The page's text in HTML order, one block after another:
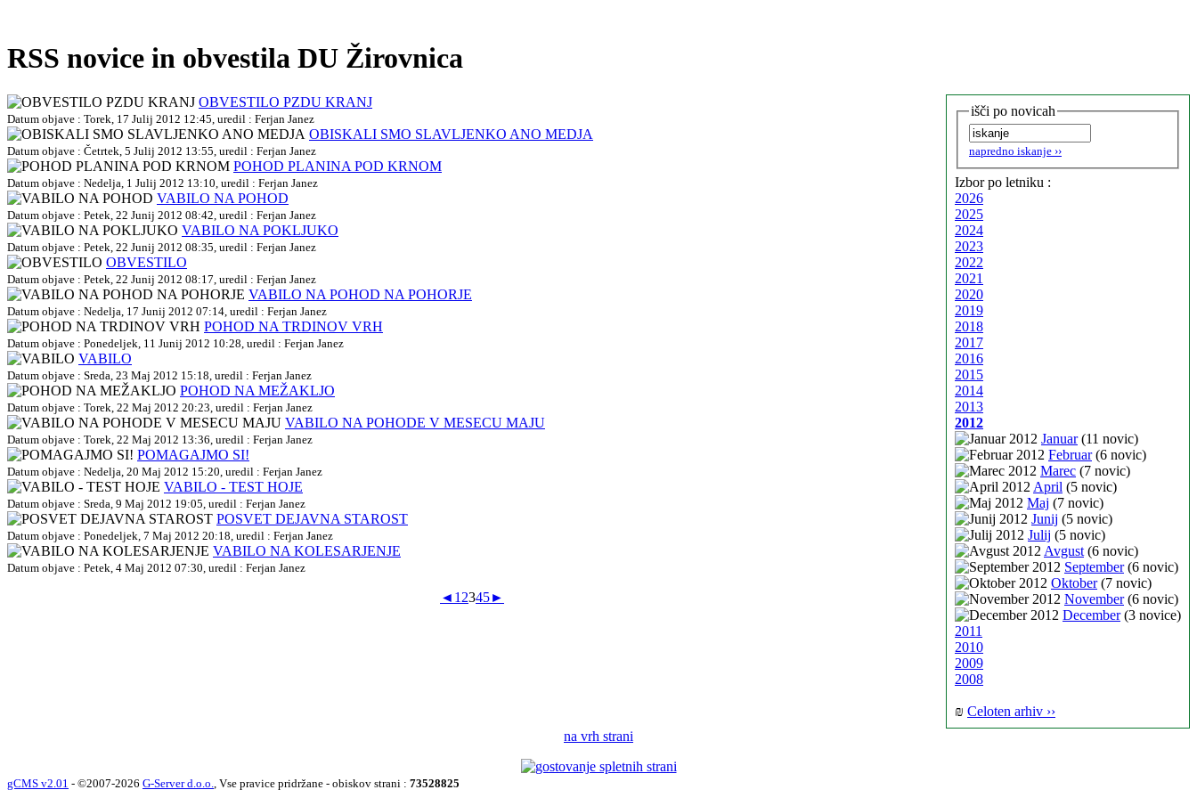
RSS novice in obvestila DU Žirovnica
išči po novicah
napredno iskanje ››
Izbor po letniku :
2026
2025
2024
2023
2022
2021
2020
2019
2018
2017
2016
2015
2014
2013
2012
Januar(11 novic)
Februar(6 novic)
Marec (7 novic)
April (5 novic)
Maj (7 novic)
Junij (5 novic)
Julij (5 novic)
Avgust(6 novic)
September(6 novic)
Oktober(7 novic)
November(6 novic)
December(3 novice)
2011
2010
2009
2008
₪ Celoten arhiv ››
OBVESTILO PZDU KRANJ
Datum objave : Torek, 17 Julij 2012 12:45, uredil : Ferjan Janez
OBISKALI SMO SLAVLJENKO ANO MEDJA
Datum objave : Četrtek, 5 Julij 2012 13:55, uredil : Ferjan Janez
POHOD PLANINA POD KRNOM
Datum objave : Nedelja, 1 Julij 2012 13:10, uredil : Ferjan Janez
VABILO NA POHOD
Datum objave : Petek, 22 Junij 2012 08:42, uredil : Ferjan Janez
VABILO NA POKLJUKO
Datum objave : Petek, 22 Junij 2012 08:35, uredil : Ferjan Janez
OBVESTILO
Datum objave : Petek, 22 Junij 2012 08:17, uredil : Ferjan Janez
VABILO NA POHOD NA POHORJE
Datum objave : Nedelja, 17 Junij 2012 07:14, uredil : Ferjan Janez
POHOD NA TRDINOV VRH
Datum objave : Ponedeljek, 11 Junij 2012 10:28, uredil : Ferjan Janez
VABILO
Datum objave : Sreda, 23 Maj 2012 15:18, uredil : Ferjan Janez
POHOD NA MEŽAKLJO
Datum objave : Torek, 22 Maj 2012 20:23, uredil : Ferjan Janez
VABILO NA POHODE V MESECU MAJU
Datum objave : Torek, 22 Maj 2012 13:36, uredil : Ferjan Janez
POMAGAJMO SI!
Datum objave : Nedelja, 20 Maj 2012 15:20, uredil : Ferjan Janez
VABILO - TEST HOJE
Datum objave : Sreda, 9 Maj 2012 19:05, uredil : Ferjan Janez
POSVET DEJAVNA STAROST
Datum objave : Ponedeljek, 7 Maj 2012 20:18, uredil : Ferjan Janez
VABILO NA KOLESARJENJE
Datum objave : Petek, 4 Maj 2012 07:30, uredil : Ferjan Janez
◄ 1 2345►
na vrh strani
gCMS v2.01 - ©2007-2026 G-Server d.o.o., Vse pravice pridržane - obiskov strani : 73528825